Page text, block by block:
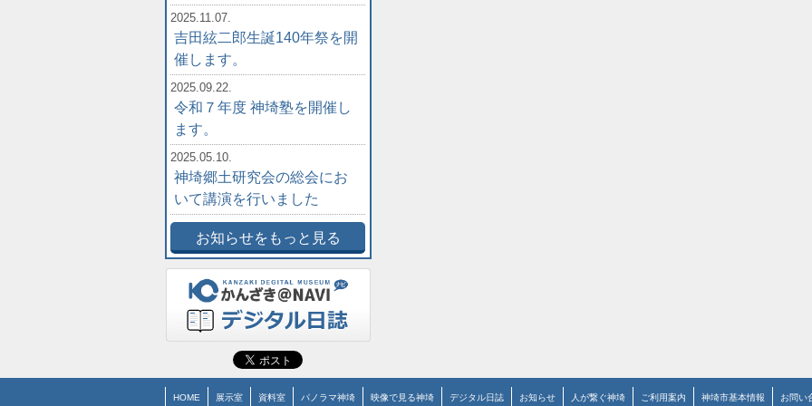
2025.11.07.
吉田絃二郎生誕140年祭を開
催します。
2025.09.22.
令和７年度 神埼塾を開催し
ます。
2025.05.10.
神埼郷土研究会の総会にお
いて講演を行いました
お知らせをもっと見る
HOME 展示室 資料室 パノラマ神埼 映像で見る神埼 デジタル日誌 お知らせ 人が繋ぐ神埼 ご利用案内 神埼市基本情報 お問い